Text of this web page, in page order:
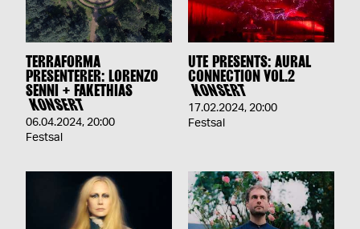
TERRAFORMA
PRESENTERER: LORENZO
SENNI + FAKETHIAS
KONSERT
06.04.2024, 20:00
Festsal
UTE PRESENTS: AURAL
CONNECTION VOL.2
KONSERT
17.02.2024, 20:00
Festsal